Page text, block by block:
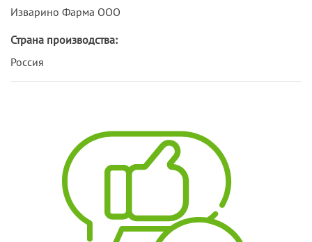
Изварино Фарма ООО
Страна производства:
Россия